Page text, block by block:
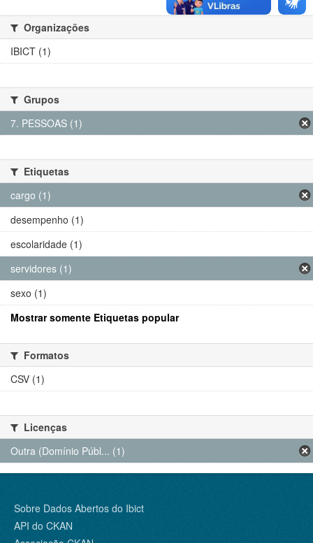
Organizações
IBICT (1)
Grupos
7. PESSOAS (1)
Etiquetas
cargo (1)
desempenho (1)
escolaridade (1)
servidores (1)
sexo (1)
Mostrar somente Etiquetas popular
Formatos
CSV (1)
Licenças
Outra (Domínio Públ... (1)
Sobre Dados Abertos do Ibict
API do CKAN